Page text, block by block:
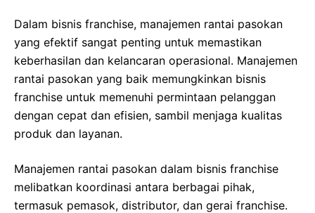
Dalam bisnis franchise, manajemen rantai pasokan
yang efektif sangat penting untuk memastikan
keberhasilan dan kelancaran operasional. Manajemen
rantai pasokan yang baik memungkinkan bisnis
franchise untuk memenuhi permintaan pelanggan
dengan cepat dan efisien, sambil menjaga kualitas
produk dan layanan.
Manajemen rantai pasokan dalam bisnis franchise
melibatkan koordinasi antara berbagai pihak,
termasuk pemasok, distributor, dan gerai franchise.